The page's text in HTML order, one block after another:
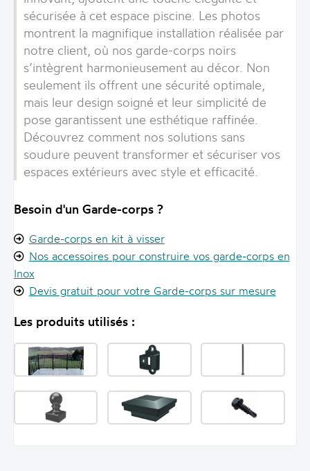
sécurisée à cet espace piscine. Les photos
montrent la magnifique installation réalisée par
notre client, où nos garde-corps noirs
s’intègrent harmonieusement au décor. Non
seulement ils offrent une sécurité optimale,
mais leur design soigné et leur simplicité de
pose garantissent une esthétique raffinée.
Découvrez comment nos solutions sans
soudure peuvent transformer et sécuriser vos
espaces extérieurs avec style et efficacité.
Besoin d'un Garde-corps ?
Garde-corps en kit à visser
Nos accessoires pour construire vos garde-corps en
Inox
Devis gratuit pour votre Garde-corps sur mesure
Les produits utilisés :